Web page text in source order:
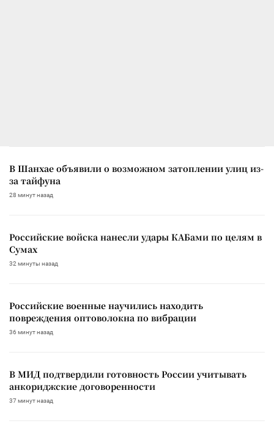
В Шанхае объявили о возможном затоплении улиц из-
за тайфуна
28 минут назад
Российские войска нанесли удары КАБами по целям в
Сумах
32 минуты назад
Российские военные научились находить
повреждения оптоволокна по вибрации
36 минут назад
В МИД подтвердили готовность России учитывать
анкориджские договоренности
37 минут назад